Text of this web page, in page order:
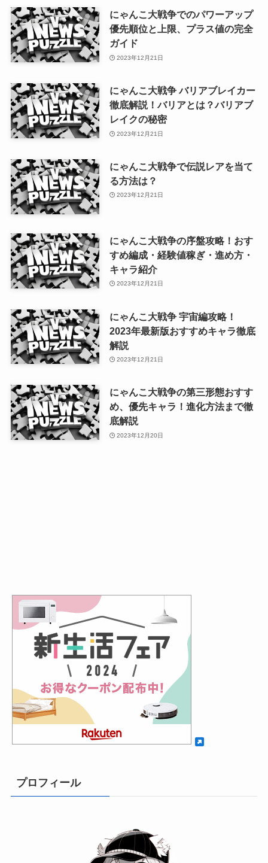
にゃんこ大戦争でのパワーアップ
優先順位と上限、プラス値の完全
ガイド
2023年12月21日
にゃんこ大戦争 バリアブレイカー
徹底解説！バリアとは？バリアブ
レイクの秘密
2023年12月21日
にゃんこ大戦争で伝説レアを当て
る方法は？
2023年12月21日
にゃんこ大戦争の序盤攻略！おす
すめ編成・経験値稼ぎ・進め方・
キャラ紹介
2023年12月21日
にゃんこ大戦争 宇宙編攻略！
2023年最新版おすすめキャラ徹底
解説
2023年12月21日
にゃんこ大戦争の第三形態おすす
め、優先キャラ！進化方法まで徹
底解説
2023年12月20日
プロフィール